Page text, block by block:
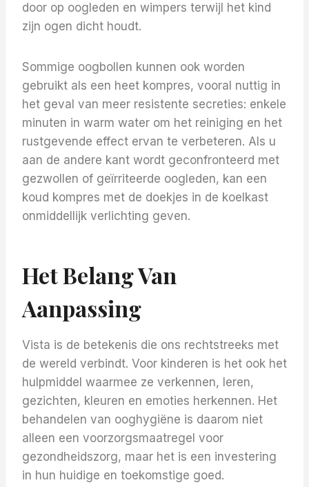
door op oogleden en wimpers terwijl het kind
zijn ogen dicht houdt.
Sommige oogbollen kunnen ook worden
gebruikt als een heet kompres, vooral nuttig in
het geval van meer resistente secreties: enkele
minuten in warm water om het reiniging en het
rustgevende effect ervan te verbeteren. Als u
aan de andere kant wordt geconfronteerd met
gezwollen of geïrriteerde oogleden, kan een
koud kompres met de doekjes in de koelkast
onmiddellijk verlichting geven.
Het Belang Van
Aanpassing
Vista is de betekenis die ons rechtstreeks met
de wereld verbindt. Voor kinderen is het ook het
hulpmiddel waarmee ze verkennen, leren,
gezichten, kleuren en emoties herkennen. Het
behandelen van ooghygiëne is daarom niet
alleen een voorzorgsmaatregel voor
gezondheidszorg, maar het is een investering
in hun huidige en toekomstige goed.